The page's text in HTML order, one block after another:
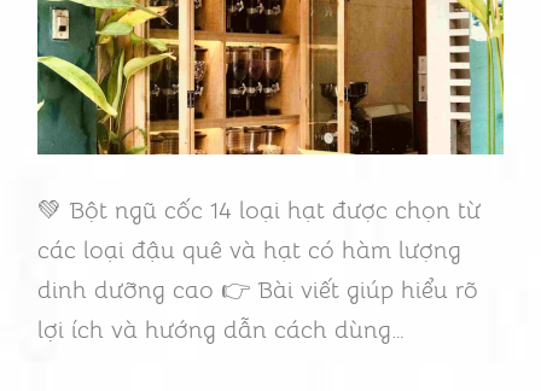
💚 Bột ngũ cốc 14 loại hạt được chọn từ
các loại đậu quê và hạt có hàm lượng
dinh dưỡng cao 👉 Bài viết giúp hiểu rõ
lợi ích và hướng dẫn cách dùng…
rang
mộc,
thượng
hạng